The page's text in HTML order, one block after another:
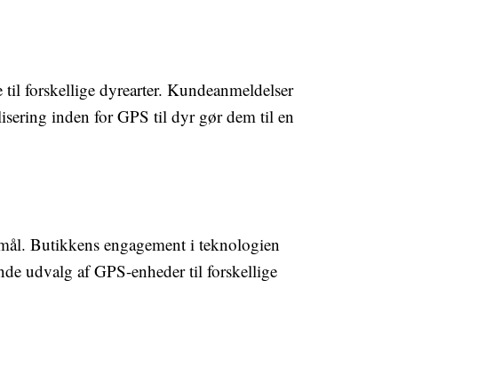
forskellige dyrearter. Kundeanmeldelser
inden for GPS til dyr gør dem til en
Butikkens engagement i teknologien
udvalg af GPS-enheder til forskellige